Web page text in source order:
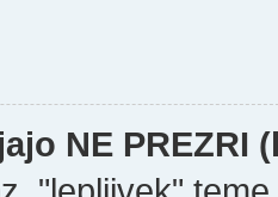
NE PREZRI